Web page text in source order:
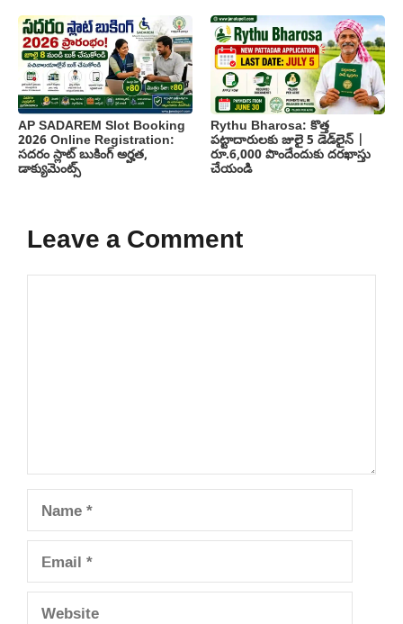
AP SADAREM Slot Booking
2026 Online Registration:
సదరం స్లాట్ బుకింగ్ అర్హత,
డాక్యుమెంట్స్
Rythu Bharosa: కొత్త
పట్టాదారులకు జులై 5 డెడ్‌లైన్ |
రూ.6,000 పొందేందుకు దరఖాస్తు
చేయండి
Leave a Comment
Comment
Name
Email
Website